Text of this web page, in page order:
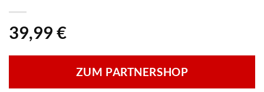
39,99 €
ZUM PARTNERSHOP